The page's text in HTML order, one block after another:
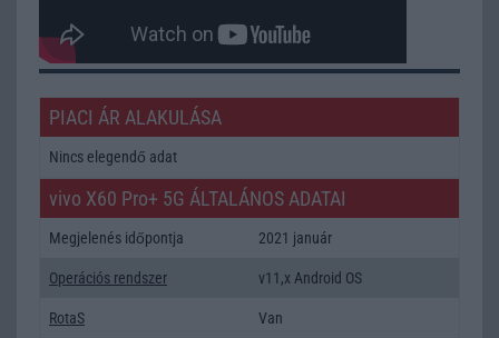
PIACI ÁR ALAKULÁSA
Nincs elegendő adat
vivo X60 Pro+ 5G ÁLTALÁNOS ADATAI
Megjelenés időpontja 2021 január
Operációs rendszer v11,x Android OS
RotaS Van